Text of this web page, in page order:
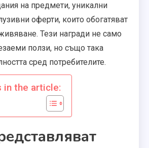
на предмети, уникални
оферти, които обогатяват
Тези награди не само
ползи, но също така
сред потребителите.
in the article: